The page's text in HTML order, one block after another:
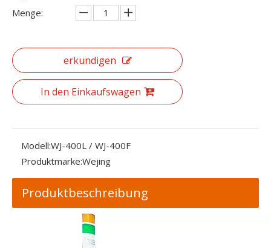
Menge:
erkundigen
In den Einkaufswagen
Modell:WJ-400L / WJ-400F
Produktmarke:Wejing
Produktbeschreibung